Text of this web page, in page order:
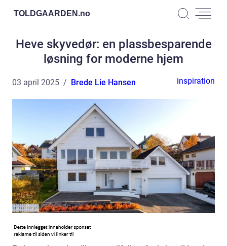
TOLDGAARDEN.no
Heve skyvedør: en plassbesparende
løsning for moderne hjem
03 april 2025 Brede Lie Hansen inspiration